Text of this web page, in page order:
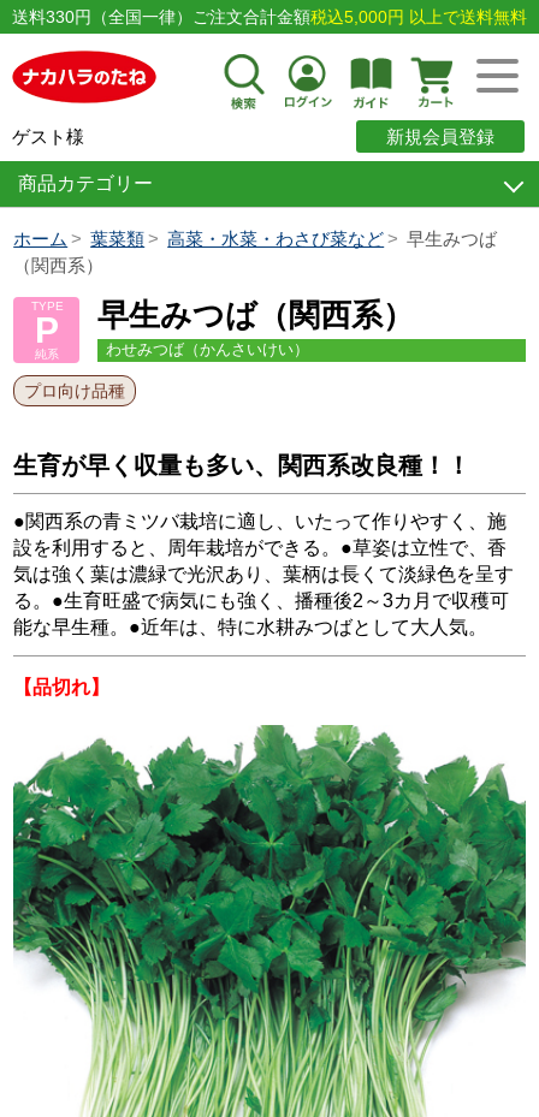
送料330円（全国一律）ご注文合計金額税込5,000円 以上で送料無料
ゲスト様 新規会員登録
商品カテゴリー
ホーム 葉菜類 高菜・水菜・わさび菜など
早生みつば
（関西系）
TYPE
P
純系
早生みつば（関西系）
わせみつば（かんさいけい）
プロ向け品種
生育が早く収量も多い、関西系改良種！！
●関西系の青ミツバ栽培に適し、いたって作りやすく、施
設を利用すると、周年栽培ができる。●草姿は立性で、香
気は強く葉は濃緑で光沢あり、葉柄は長くて淡緑色を呈す
る。●生育旺盛で病気にも強く、播種後2～3カ月で収穫可
能な早生種。●近年は、特に水耕みつばとして大人気。
【品切れ】